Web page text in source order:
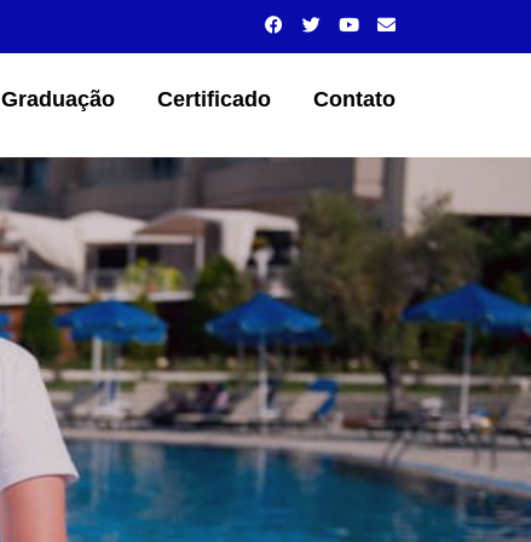
Graduação Certificado Contato